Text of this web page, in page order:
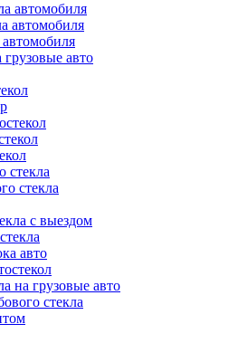
автомобиля
автомобиля
автомобиля
грузовые авто
стекла
стекла
с выездом
авто
на грузовые авто
стекла